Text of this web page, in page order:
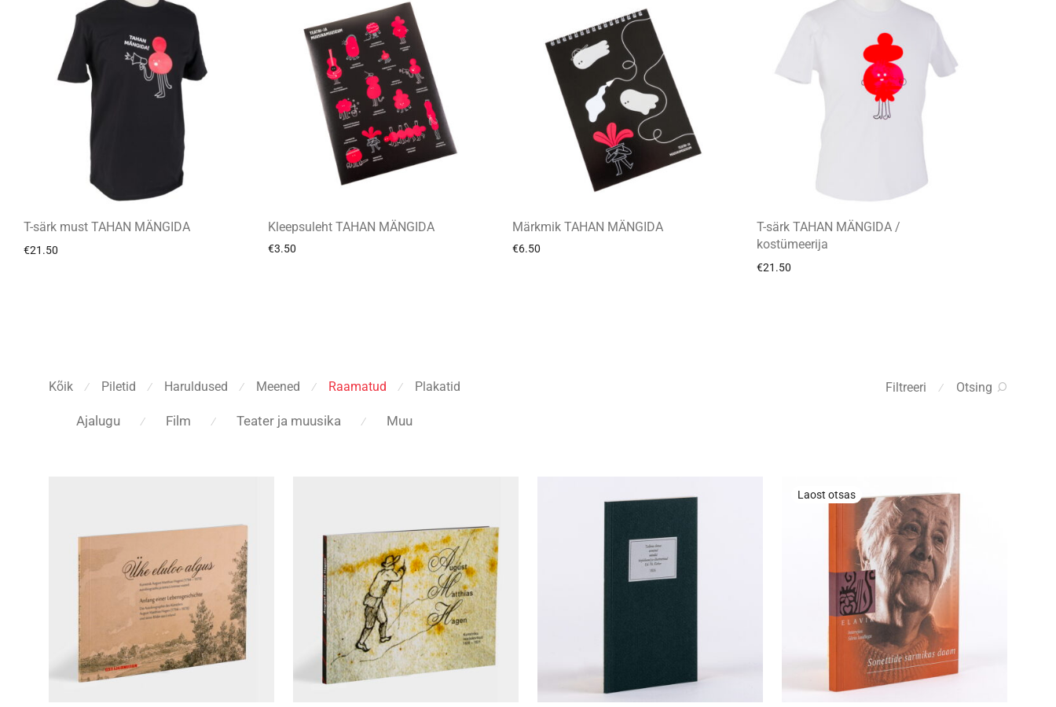
T-särk must TAHAN MÄNGIDA
€21.50
Kleepsuleht TAHAN MÄNGIDA
€3.50
Märkmik TAHAN MÄNGIDA
€6.50
T-särk TAHAN MÄNGIDA /
kostümeerija
€21.50
Filtreeri ⁄ Otsing
Kõik ⁄ Piletid ⁄ Haruldused ⁄ Meened ⁄ Raamatud ⁄ Plakatid
Ajalugu ⁄ Film ⁄ Teater ja muusika ⁄ Muu